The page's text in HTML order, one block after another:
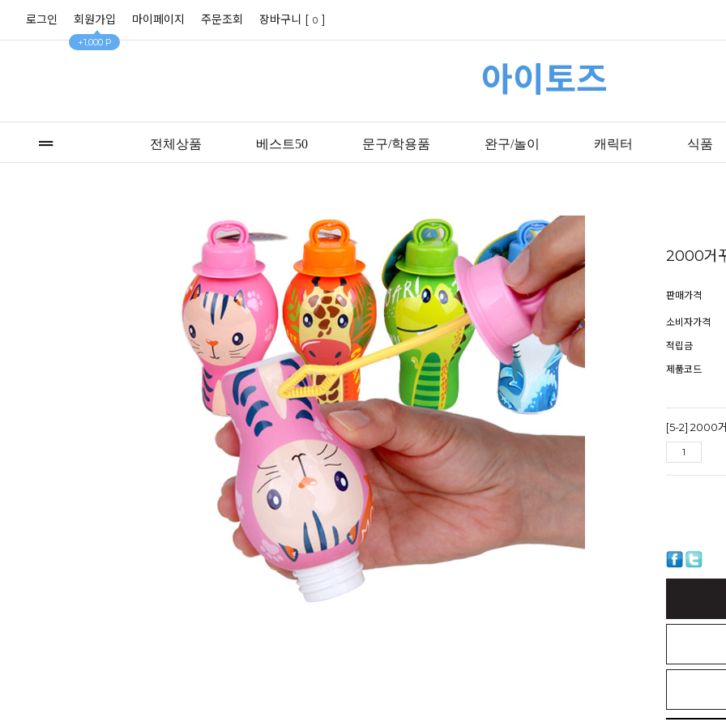
로그인 회원가입
+1,000 P
마이페이지 주문조회 장바구니 [ 0 ]
아이토즈
전체상품 베스트50 문구/학용품 완구/놀이 캐릭터 식품
2000거
판매가격
소비자가격
적립금
제품코드
[5-2] 2000거